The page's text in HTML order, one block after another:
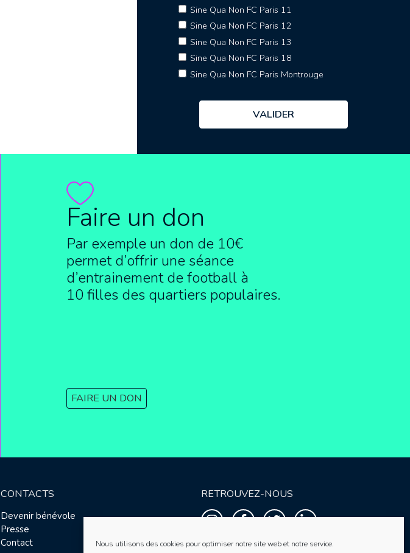
Nous utilisons des cookies pour optimiser notre site web et notre service.
Sine Qua Non FC Paris 11
Sine Qua Non FC Paris 12
Sine Qua Non FC Paris 13
Sine Qua Non FC Paris 18
Sine Qua Non FC Paris Montrouge
Faire un don
Par exemple un don de 10€
permet d’offrir une séance
d’entrainement de football à
10 filles des quartiers populaires.
FAIRE UN DON
CONTACTS
Devenir bénévole
Presse
Contact
RETROUVEZ-NOUS